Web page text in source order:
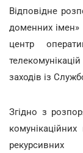
Відповідне
доменних імен»
центр
заходів із
Згідно з
рекурсивних